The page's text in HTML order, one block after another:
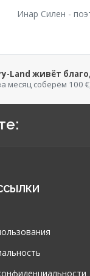
Инар Силен -
Land живёт
месяц соберём 100